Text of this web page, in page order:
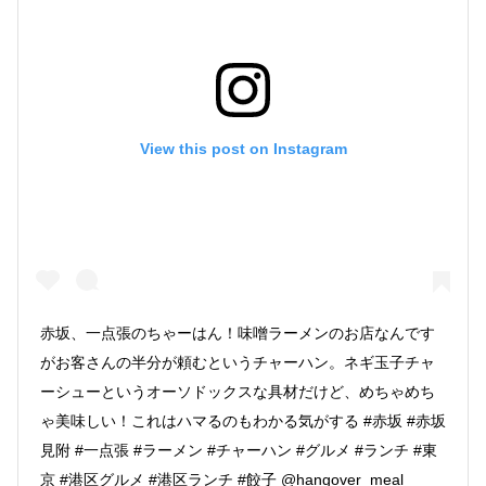
View this post on Instagram
赤坂、一点張のちゃーはん！味噌ラーメンのお店なんです
がお客さんの半分が頼むというチャーハン。ネギ玉子チャ
ーシューというオーソドックスな具材だけど、めちゃめち
ゃ美味しい！これはハマるのもわかる気がする #赤坂 #赤坂
見附 #一点張 #ラーメン #チャーハン #グルメ #ランチ #東
京 #港区グルメ #港区ランチ #餃子 @hangover_meal